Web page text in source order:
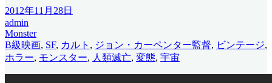
2012年11月28日
admin
Monster
B級映画, SF, カルト , ジョン・カーペンター監督, ビンテージ,
ホラー, モンスター, 人類滅亡, 変態, 宇宙